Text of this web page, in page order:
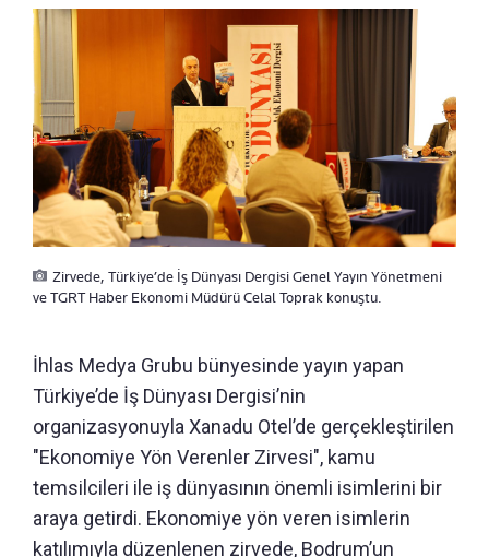
Zirvede, Türkiye’de İş Dünyası Dergisi Genel Yayın Yönetmeni
ve TGRT Haber Ekonomi Müdürü Celal Toprak konuştu.
İhlas Medya Grubu bünyesinde yayın yapan
Türkiye’de İş Dünyası Dergisi’nin
organizasyonuyla Xanadu Otel’de gerçekleştirilen
"Ekonomiye Yön Verenler Zirvesi", kamu
temsilcileri ile iş dünyasının önemli isimlerini bir
araya getirdi. Ekonomiye yön veren isimlerin
katılımıyla düzenlenen zirvede, Bodrum’un